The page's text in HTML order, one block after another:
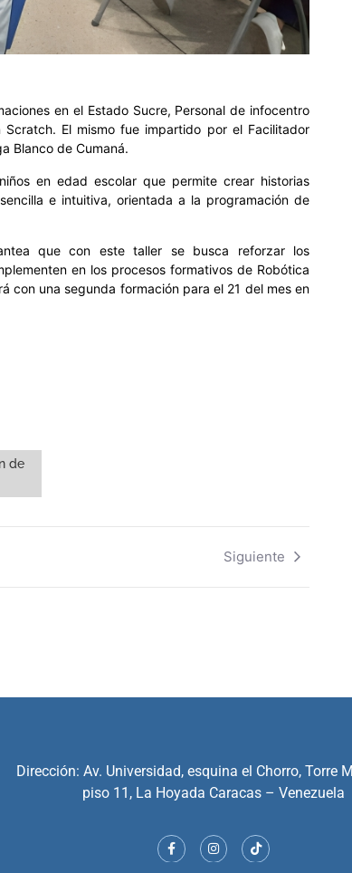
en el Estado Sucre, Personal de infocentro
El mismo fue impartido por el Facilitador
Blanco de Cumaná.
en edad escolar que permite crear historias
e intuitiva, orientada a la programación de
que con este taller se busca reforzar los
en los procesos formativos de Robótica
con una segunda formación para el 21 del mes en
de
Siguiente
Dirección: Av. Universidad, esquina el Chorro, Torre
piso 11, La Hoyada Caracas – Venezuela